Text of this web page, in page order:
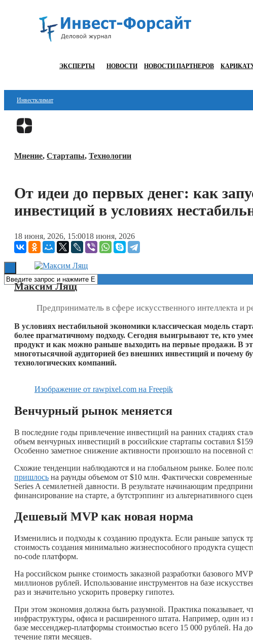
ЭКСПЕРТЫ НОВОСТИ НОВОСТИ ПАРТНЕРОВ
Инвестклимат
Финансы
Блокчейн
Технологии
Книги
Мнение, Стартапы, Технологии
От идеи до первых денег: как
инвестиций в условиях
18 июня, 2026, 15:0018 июня, 2026
Максим Лящ
Предприниматель в сфере искусственного интеллекта и
В условиях нестабильной экономики классическая модель
более прагматичному подходу. Сегодня выигрывают те, кто
продукт и как можно раньше выходить на первые продажи. В
многотысячной аудиторией без внешних инвестиций и почему
технологических компаний.
Изображение от rawpixel.com на Freepik
Венчурный рынок меняется
В последние годы привлечение инвестиций на ранних стадиях
объем венчурных инвестиций в российские стартапы составил
Особенно заметное снижение активности произошло на посевной
Схожие тенденции наблюдаются и на глобальном рынке. Более
пришлось на раунды объемом от $10 млн. Фактически
Series A семилетней давности. В результате начинающим
финансирование на старте, а бутстрэппинг из альтернативного
Дешевый MVP как новая норма
Изменились и подходы к созданию продукта. Если раньше запуск
стоимость создания минимально жизнеспособного продукта
no-code платформ.
На российском рынке стоимость заказной разработки базового
миллионов рублей. Использование инструментов на базе
раз и значительно ускорить проверку гипотез.
При этом экономия должна быть разумной. Практика показывает,
инфраструктуры, офиса и расширенного штата. Например, один из
базе мессенджер-платформы стоимостью всего 15 000 рублей. На
течение пяти месяцев.